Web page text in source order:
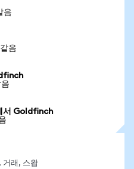
음
음
서 Goldfinch
거래, 스왑